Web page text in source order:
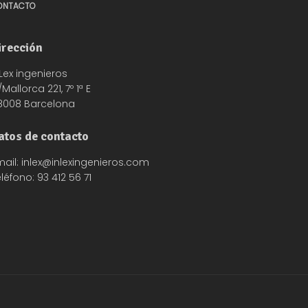
ingenieros
221, 7º 1ª E
Barcelona
de contacto
inlex@inlexingenieros.com
93 412 56 71